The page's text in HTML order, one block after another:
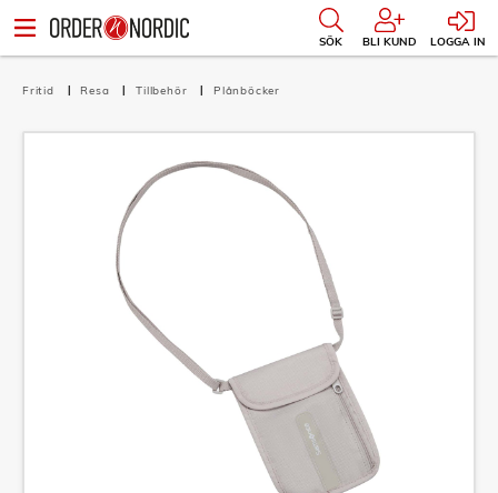
SÖK BLI KUND LOGGA IN
Fritid Resa Tillbehör Plånböcker